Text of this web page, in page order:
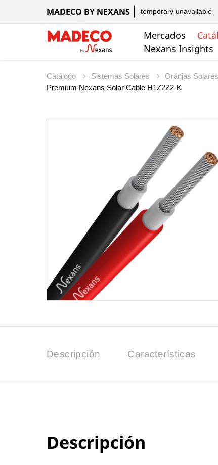
MADECO BY NEXANS temporary unavailable
Mercados
Nexans Insights
Catálogo Sistemas Solares Granjas Solares
Premium Nexans Solar Cable H1Z2Z2-K
Descripción Características
Descripción